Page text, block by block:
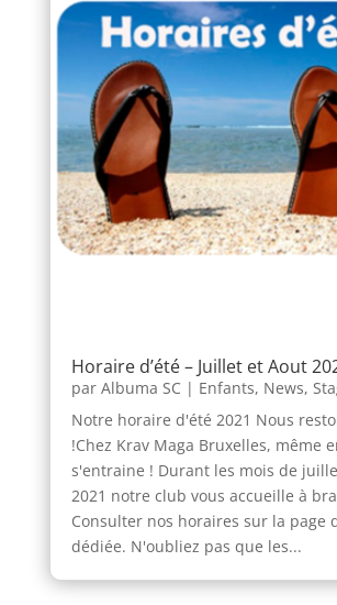
Horaire d’été – Juillet et Aout
par Albuma SC | Enfants, News,
Notre horaire d'été 2021 Nous
!Chez Krav Maga Bruxelles, même
s'entraine ! Durant les mois de
2021 notre club vous accueille à
Consulter nos horaires sur la page
dédiée. N'oubliez pas que les...